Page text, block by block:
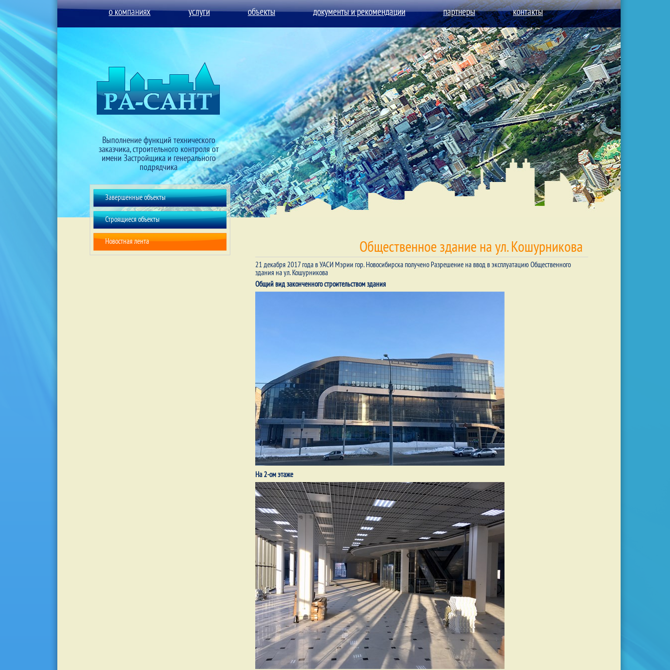
о компаниях услуги объекты документы и рекомендации партнеры контакты
Выполнение функций технического
заказчика, строительного контроля от
имени Застройщика и генерального
подрядчика
Завершенные объекты
Строящиеся объекты
Новостная лента Общественное здание на ул. Кошурникова
21 декабря 2017 года в УАСИ Мэрии гор. Новосибирска получено Разрешение на ввод в эксплуатацию Общественного
здания на ул. Кошурникова
Общий вид законченного строительством здания
На 2-ом этаже